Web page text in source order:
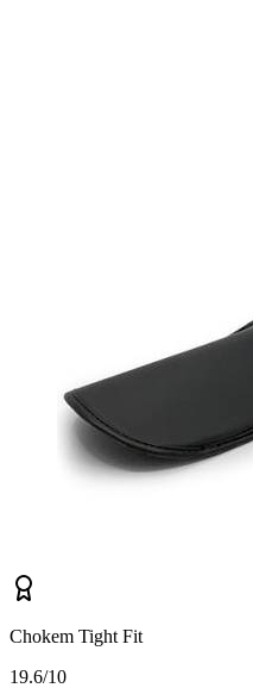
Chokem Tight Fit
19.6/10